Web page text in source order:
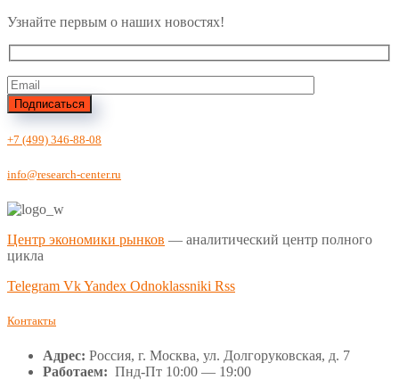
Узнайте первым о наших новостях!
Подписаться
+7 (499) 346-88-08
info@research-center.ru
Центр экономики рынков — аналитический центр полного
цикла
Telegram VkYandex Odnoklassniki Rss
Контакты
Адрес: Россия, г. Москва, ул. Долгоруковская, д. 7
Работаем: Пнд-Пт 10:00 — 19:00